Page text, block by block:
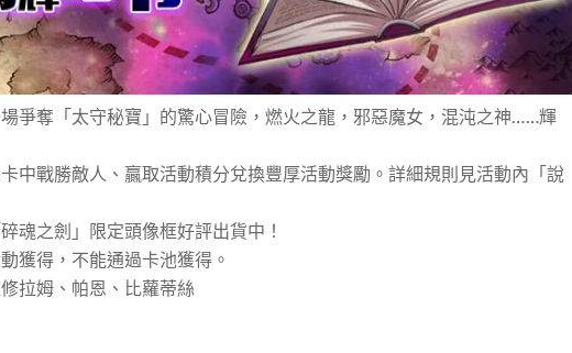
爭奪「太守秘寶」的驚心冒險，燃火之龍，邪惡魔女，混沌之神……輝
中戰勝敵人、贏取活動積分兌換豐厚活動獎勵。詳細規則見活動內「說
魂之劍」限定頭像框好評出貨中！
獲得，不能通過卡池獲得。
拉姆、帕恩、比蘿蒂絲